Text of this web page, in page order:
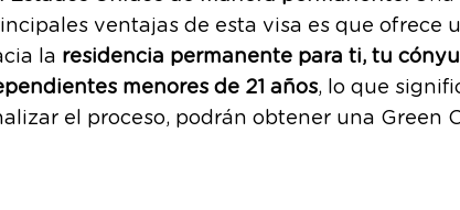
ventajas de esta visa es que ofrece
la residencia permanente para ti, tu
menores de 21 años, lo que
el proceso, podrán obtener una Green